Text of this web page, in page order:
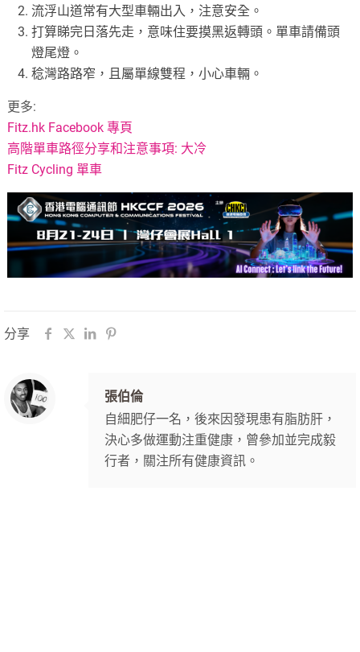
流浮山道常有大型車輛出入，注意安全。
打算睇完日落先走，意味住要摸黑返轉頭。單車請備頭
燈尾燈。
稔灣路路窄，且屬單線雙程，小心車輛。
更多:
Fitz.hk Facebook 專頁
高階單車路徑分享和注意事項: 大冷
Fitz Cycling 單車
分享
張伯倫
自細肥仔一名，後來因發現患有脂肪肝，
決心多做運動注重健康，曾參加並完成毅
行者，關注所有健康資訊。